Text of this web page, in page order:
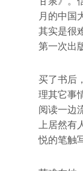
月的中国
其实是很
第一次出
买了书后
理其它事
阅读一边
上居然有
悦的笔触